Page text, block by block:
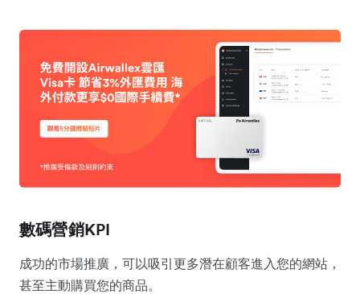
數碼營銷KPI
成功的市場推廣，可以吸引更多潛在顧客進入您的網站，
甚至主動購買您的商品。